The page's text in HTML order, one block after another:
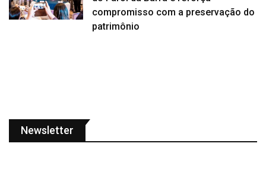
compromisso com a preservação do
patrimônio
Newsletter